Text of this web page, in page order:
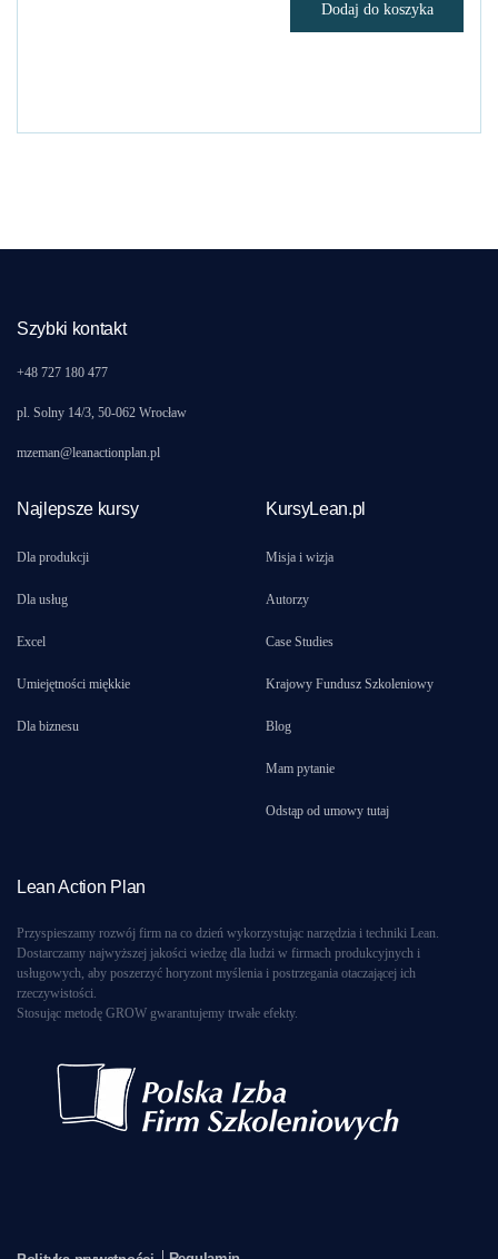
Dodaj do koszyka
Szybki kontakt
+48 727 180 477
pl. Solny 14/3, 50-062 Wrocław
mzeman@leanactionplan.pl
Najlepsze kursy
Dla produkcji
Dla usług
Excel
Umiejętności miękkie
Dla biznesu
KursyLean.pl
Misja i wizja
Autorzy
Case Studies
Krajowy Fundusz Szkoleniowy
Blog
Mam pytanie
Odstąp od umowy tutaj
Lean Action Plan
Przyspieszamy rozwój firm na co dzień wykorzystując narzędzia i techniki Lean.
Dostarczamy najwyższej jakości wiedzę dla ludzi w firmach produkcyjnych i
usługowych, aby poszerzyć horyzont myślenia i postrzegania otaczającej ich
rzeczywistości.
Stosując metodę GROW gwarantujemy trwałe efekty.